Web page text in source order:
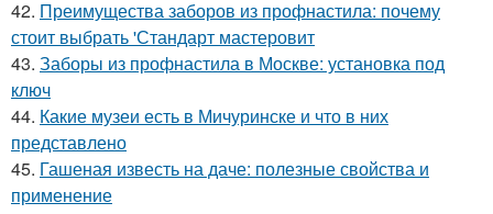
42. Преимущества заборов из профнастила: почему
стоит выбрать 'Стандарт мастеровит
43. Заборы из профнастила в Москве: установка под
ключ
44. Какие музеи есть в Мичуринске и что в них
представлено
45. Гашеная известь на даче: полезные свойства и
применение